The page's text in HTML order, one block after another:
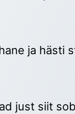
ja hästi
just siit